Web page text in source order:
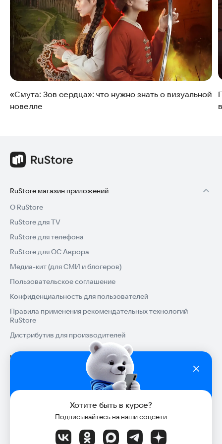
переходить к более сложным проектам с глубокими
развилками и несколькими концовками.
«Смута: Зов сердца»: что нужно знать о визуальной
новелле
Хотите быть в курсе?
Подписывайтесь на наши соцсети
RuStore магазин приложений
О RuStore
RuStore для TV
RuStore для телефона
RuStore для ОС Аврора
Медиа-кит (для СМИ и блогеров)
Пользовательское соглашение
Конфиденциальность для пользователей
Правила применения рекомендательных технологий
RuStore
Дистрибутив для производителей
Помощь
Установка RuStore на TV
Установка RuStore на телефон
Установка RuStore в машину
Помощь пользователям RuStore
Покупки и возвраты
Зарабатывать с RuStore
Стать разработчиком
Доступ к RuStore Консоль
RuStore SDK (документация)
Популярные категории
Государственные
Обзоры мобильных приложений 2025